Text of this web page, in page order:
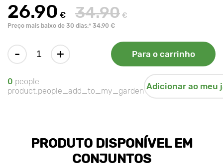
26.90 € 34.90 €
Preço mais baixo de 30 dias:* 34.90 €
- + Para o carrinho
0 people
product.people_add_to_my_garden Adicionar ao meu
PRODUTO DISPONÍVEL EM
CONJUNTOS